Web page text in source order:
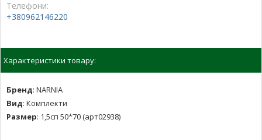
Телефони:
+380962146220
Характеристики товару:
Бренд: NARNIA
Вид: Комплекти
Размер: 1,5сп 50*70 (арт02938)